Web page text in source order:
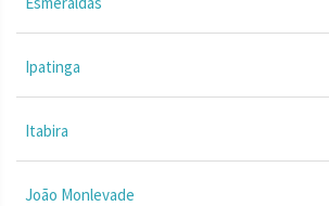
Ipatinga
Itabira
João Monlevade